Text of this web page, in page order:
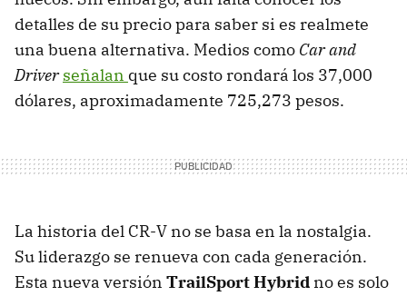
detalles de su precio para saber si es realmete
una buena alternativa. Medios como Car and
Driver señalan que su costo rondará los 37,000
dólares, aproximadamente 725,273 pesos.
La historia del CR-V no se basa en la nostalgia.
Su liderazgo se renueva con cada generación.
Esta nueva versión TrailSport Hybrid no es solo